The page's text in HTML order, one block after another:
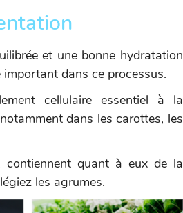
et une bonne hydratation
dans ce processus.
cellulaire essentiel à la
dans les carottes, les
contiennent quant à eux de la
les agrumes.